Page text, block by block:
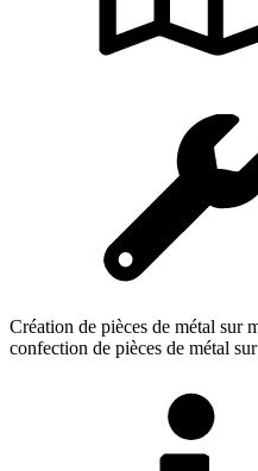
Création de pièces de métal sur
confection de pièces de métal